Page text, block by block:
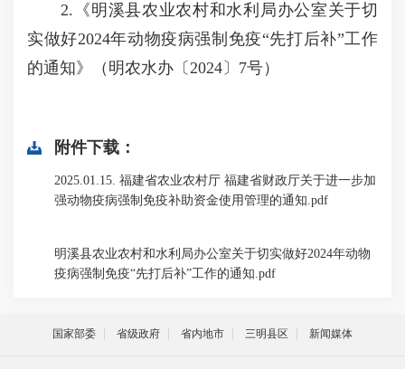
2.《明溪县农业农村和水利局办公室关于切
实做好2024年动物疫病强制免疫“先打后补”工作
的通知》（明农水办〔2024〕7号）
附件下载：
2025.01.15. 福建省农业农村厅 福建省财政厅关于进一步加
强动物疫病强制免疫补助资金使用管理的通知.pdf
明溪县农业农村和水利局办公室关于切实做好2024年动物
疫病强制免疫“先打后补”工作的通知.pdf
国家部委 省级政府 省内地市 三明县区 新闻媒体